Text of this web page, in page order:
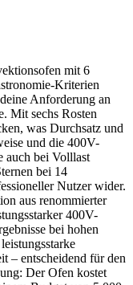
mit 6
Kriterien
Anforderung an
Mit sechs Rosten
was Durchsatz und
und die 400V-
auch bei Volllast
bei 14
Nutzer wider.
aus renommierter
400V-
bei hohen
– entscheidend für den
Der Ofen kostet